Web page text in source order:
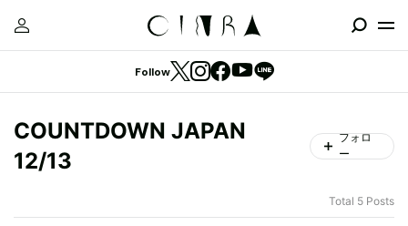
Follow
COUNTDOWN JAPAN
12/13
フォロ
ー
Total 5 Posts